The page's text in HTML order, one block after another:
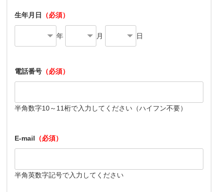
生年月日 （必須）
年 月 日
電話番号 （必須）
半角数字10～11桁で入力してください（ハイフン不要）
E-mail （必須）
半角英数字記号で入力してください